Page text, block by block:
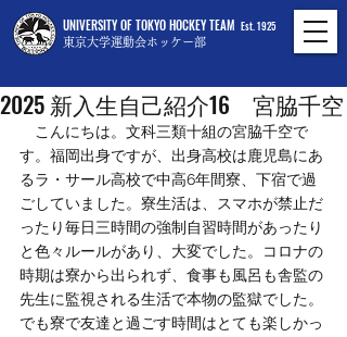
UNIVERSITY OF TOKYO HOCKEY TEAM
東京大学運動会ホッケー部
Est. 1925
2025 新入生自己紹介16 宮脇千空
こんにちは。文科三類十組の宮脇千空で
す。福岡出身ですが、出身高校は鹿児島にあ
るラ・サール高校で中高6年間寮、下宿で過
ごしていました。寮生活は、スマホが禁止だ
ったり毎日三時間の強制自習時間があったり
と色々ルールがあり、大変でした。コロナの
時期は寮から出られず、食事も風呂も舎監の
先生に監視される生活で本物の監獄でした。
でも寮で友達と過ごす時間はとても楽しかっ